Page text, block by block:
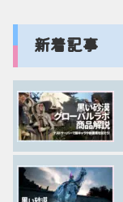
新着記事